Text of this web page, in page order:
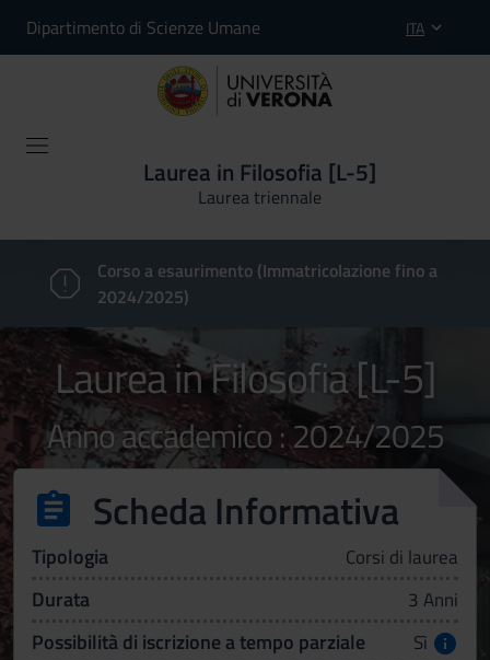
Dipartimento di Scienze Umane ITA
Laurea in Filosofia [L-5]
Laurea triennale
Corso a esaurimento (Immatricolazione fino a
2024/2025)
Laurea in Filosofia [L-5]
Anno accademico : 2024/2025
Scheda Informativa
Tipologia Corsi di laurea
Durata 3 Anni
Possibilità di iscrizione a tempo parziale Sì